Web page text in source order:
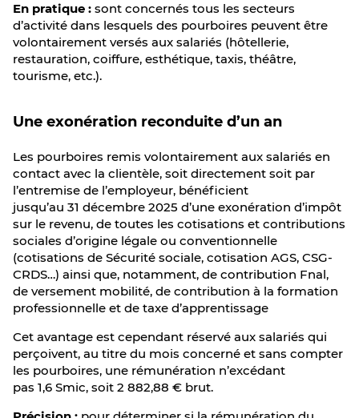
En pratique : sont concernés tous les secteurs
d’activité dans lesquels des pourboires peuvent être
volontairement versés aux salariés (hôtellerie,
restauration, coiffure, esthétique, taxis, théâtre,
tourisme, etc.).
Une exonération reconduite d’un an
Les pourboires remis volontairement aux salariés en
contact avec la clientèle, soit directement soit par
l’entremise de l’employeur, bénéficient
jusqu’au 31 décembre 2025 d’une exonération d’impôt
sur le revenu, de toutes les cotisations et contributions
sociales d’origine légale ou conventionnelle
(cotisations de Sécurité sociale, cotisation AGS, CSG-
CRDS…) ainsi que, notamment, de contribution Fnal,
de versement mobilité, de contribution à la formation
professionnelle et de taxe d’apprentissage
Cet avantage est cependant réservé aux salariés qui
perçoivent, au titre du mois concerné et sans compter
les pourboires, une rémunération n’excédant
pas 1,6 Smic, soit 2 882,88 € brut.